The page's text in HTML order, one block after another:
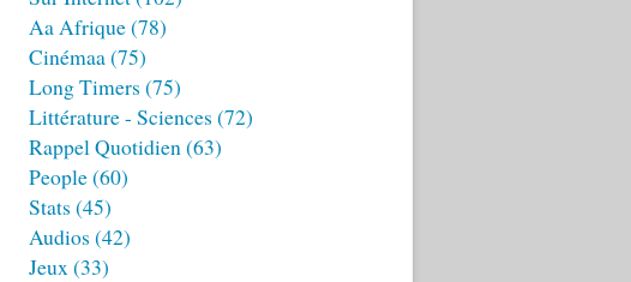
Aa Afrique(78)
Cinémaa(75)
Long Timers (75)
Littérature - Sciences (72)
Rappel Quotidien(63)
People(60)
Stats (45)
Audios (42)
Jeux(33)